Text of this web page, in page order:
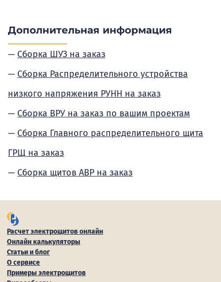
Дополнительная информация
Сборка ШУЗ на заказ
Сборка Распределительного устройства
низкого напряжения РУНН на заказ
Сборка ВРУ на заказ по вашим проектам
Сборка Главного распределительного щита
ГРЩ на заказ
Сборка щитов АВР на заказ
Расчет электрощитов онлайн
Онлайн калькуляторы
Статьи и блог
О сервисе
Примеры электрощитов